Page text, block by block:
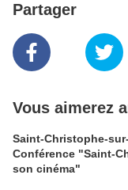
Partager
Vous aimerez
Saint-Christophe-
Conférence "Saint-
son cinéma"